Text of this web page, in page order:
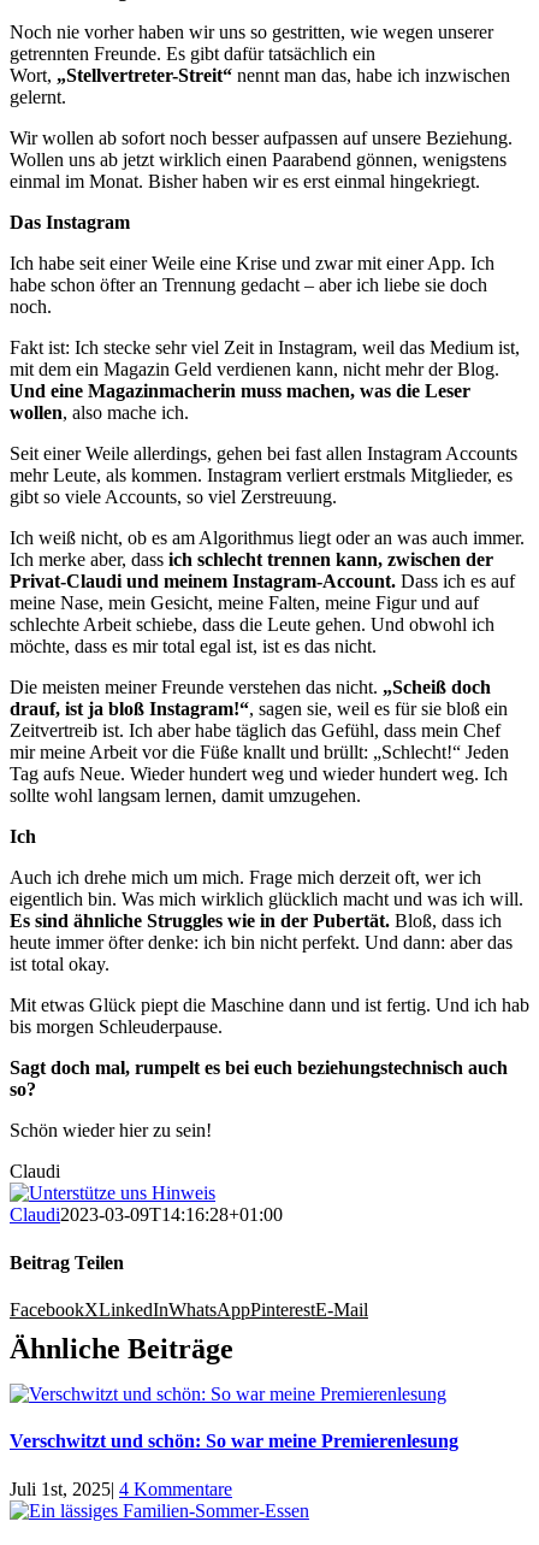
Noch nie vorher haben wir uns so gestritten, wie wegen unserer
getrennten Freunde. Es gibt dafür tatsächlich ein
Wort, „Stellvertreter-Streit“ nennt man das, habe ich inzwischen
gelernt.
Wir wollen ab sofort noch besser aufpassen auf unsere Beziehung.
Wollen uns ab jetzt wirklich einen Paarabend gönnen, wenigstens
einmal im Monat. Bisher haben wir es erst einmal hingekriegt.
Das Instagram
Ich habe seit einer Weile eine Krise und zwar mit einer App. Ich
habe schon öfter an Trennung gedacht – aber ich liebe sie doch
noch.
Fakt ist: Ich stecke sehr viel Zeit in Instagram, weil das Medium ist,
mit dem ein Magazin Geld verdienen kann, nicht mehr der Blog.
Und eine Magazinmacherin muss machen, was die Leser
wollen, also mache ich.
Seit einer Weile allerdings, gehen bei fast allen Instagram Accounts
mehr Leute, als kommen. Instagram verliert erstmals Mitglieder, es
gibt so viele Accounts, so viel Zerstreuung.
Ich weiß nicht, ob es am Algorithmus liegt oder an was auch immer.
Ich merke aber, dass ich schlecht trennen kann, zwischen der
Privat-Claudi und meinem Instagram-Account. Dass ich es auf
meine Nase, mein Gesicht, meine Falten, meine Figur und auf
schlechte Arbeit schiebe, dass die Leute gehen. Und obwohl ich
möchte, dass es mir total egal ist, ist es das nicht.
Die meisten meiner Freunde verstehen das nicht. „Scheiß doch
drauf, ist ja bloß Instagram!“, sagen sie, weil es für sie bloß ein
Zeitvertreib ist. Ich aber habe täglich das Gefühl, dass mein Chef
mir meine Arbeit vor die Füße knallt und brüllt: „Schlecht!“ Jeden
Tag aufs Neue. Wieder hundert weg und wieder hundert weg. Ich
sollte wohl langsam lernen, damit umzugehen.
Ich
Auch ich drehe mich um mich. Frage mich derzeit oft, wer ich
eigentlich bin. Was mich wirklich glücklich macht und was ich will.
Es sind ähnliche Struggles wie in der Pubertät. Bloß, dass ich
heute immer öfter denke: ich bin nicht perfekt. Und dann: aber das
ist total okay.
Mit etwas Glück piept die Maschine dann und ist fertig. Und ich hab
bis morgen Schleuderpause.
Sagt doch mal, rumpelt es bei euch beziehungstechnisch auch
so?
Schön wieder hier zu sein!
Claudi
Claudi2023-03-09T14:16:28+01:00
Beitrag Teilen
FacebookXLinkedInWhatsAppPinterestE-Mail
Ähnliche Beiträge
Verschwitzt und schön: So war meine Premierenlesung
Juli 1st, 2025| 4 Kommentare